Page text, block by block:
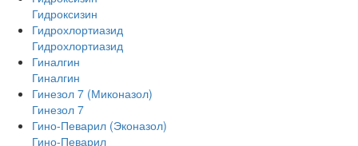
Гидроксизин
Гидрохлортиазид
Гидрохлортиазид
Гиналгин
Гиналгин
Гинезол 7 (Миконазол)
Гинезол 7
Гино-Певарил (Эконазол)
Гино-Певарил